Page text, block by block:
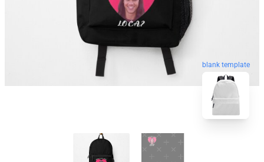
blank template